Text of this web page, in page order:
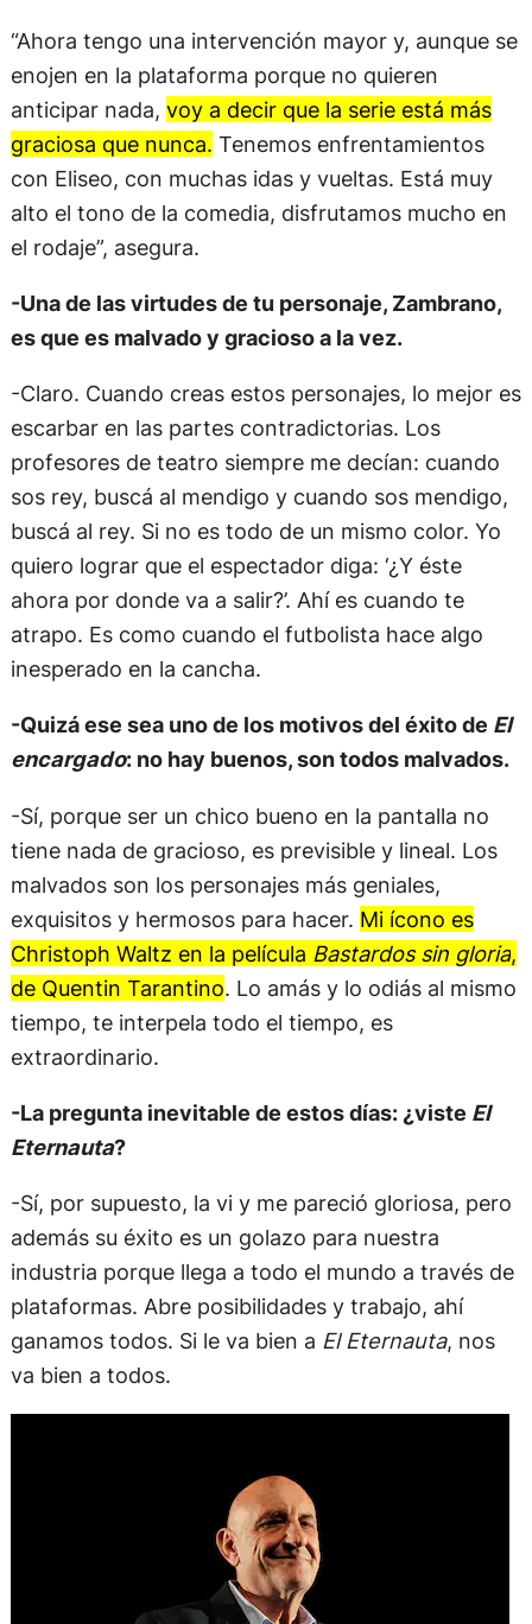
“Ahora tengo una intervención mayor y, aunque se
enojen en la plataforma porque no quieren
anticipar nada, voy a decir que la serie está más
graciosa que nunca. Tenemos enfrentamientos
con Eliseo, con muchas idas y vueltas. Está muy
alto el tono de la comedia, disfrutamos mucho en
el rodaje”, asegura.
-Una de las virtudes de tu personaje, Zambrano,
es que es malvado y gracioso a la vez.
-Claro. Cuando creas estos personajes, lo mejor es
escarbar en las partes contradictorias. Los
profesores de teatro siempre me decían: cuando
sos rey, buscá al mendigo y cuando sos mendigo,
buscá al rey. Si no es todo de un mismo color. Yo
quiero lograr que el espectador diga: ‘¿Y éste
ahora por donde va a salir?’. Ahí es cuando te
atrapo. Es como cuando el futbolista hace algo
inesperado en la cancha.
-Quizá ese sea uno de los motivos del éxito de El
encargado: no hay buenos, son todos malvados.
-Sí, porque ser un chico bueno en la pantalla no
tiene nada de gracioso, es previsible y lineal. Los
malvados son los personajes más geniales,
exquisitos y hermosos para hacer. Mi ícono es
Christoph Waltz en la película Bastardos sin gloria,
de Quentin Tarantino. Lo amás y lo odiás al mismo
tiempo, te interpela todo el tiempo, es
extraordinario.
-La pregunta inevitable de estos días: ¿viste El
Eternauta?
-Sí, por supuesto, la vi y me pareció gloriosa, pero
además su éxito es un golazo para nuestra
industria porque llega a todo el mundo a través de
plataformas. Abre posibilidades y trabajo, ahí
ganamos todos. Si le va bien a El Eternauta, nos
va bien a todos.